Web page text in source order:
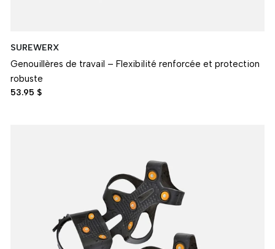
SUREWERX
Genouillères de travail – Flexibilité renforcée et protection
robuste
53.95 $